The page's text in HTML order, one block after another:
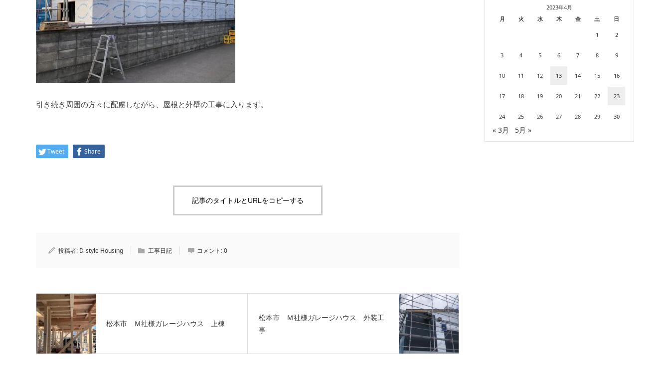
引き続き周囲の方々に配慮しながら、屋根と外壁の工事に入ります。
Tweet Share
記事のタイトルとURLをコピーする
投稿者: D-style Housing 工事日記 コメント:0
松本市 Ｍ社様ガレージハウス 上棟
松本市 Ｍ社様ガレージハウス 外装工
事
2023年4月
月
火 水 木 金 土 日
1 2
3 4 5 6 7 8 9
10 11 12 13 14 15 16
17 18 19 20 21 22 23
24 25 26 27 28 29 30
« 3月 5月 »